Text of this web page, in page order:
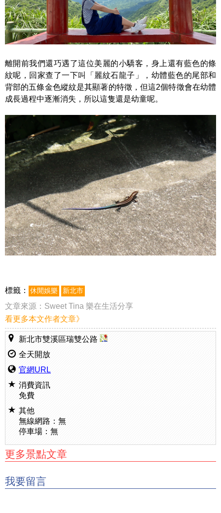
離開前我們還巧遇了這位美麗的小驕客，身上還有藍色的條
紋呢，回家查了一下叫「麗紋石龍子」，幼體藍色的尾部和
背部的五條金色縱紋是其顯著的特徵，但這2個特徵會在幼體
成長過程中逐漸消失，所以這隻還是幼童呢。
標籤： 休閒娛樂 新北市
文章來源： Sweet Tina 樂在生活分享
看更多本文作者文章》
新北市雙溪區瑞雙公路
全天開放
官網URL
消費資訊
免費
其他
無線網路：無
停車場：無
更多景點文章
我要留言